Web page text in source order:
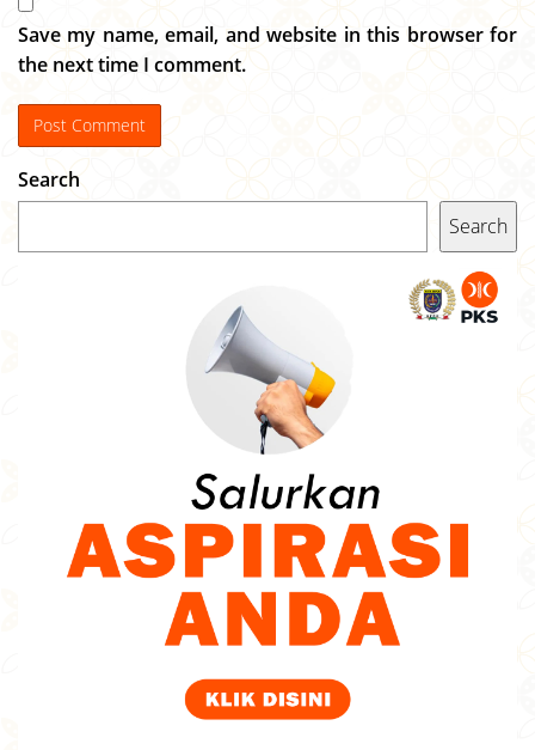
Save my name, email, and website in this browser for
the next time I comment.
Search
Search